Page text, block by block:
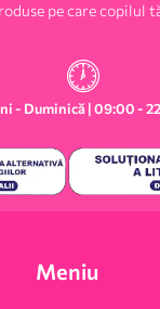
pe care copilul
- Duminică | 09:00 -
Meniu